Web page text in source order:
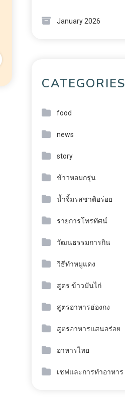
January 2026
CATEGORIES
food
news
story
ข้าวหอมกรุ่น
น้ำจิ้มรสชาติอร่อย
รายการโทรทัศน์
วัฒนธรรมการกิน
วิธีทำหมูแดง
สูตร ข้าวมันไก่
สูตรอาหารฮ่องกง
สูตรอาหารแสนอร่อย
อาหารไทย
เชฟและการทำอาหาร